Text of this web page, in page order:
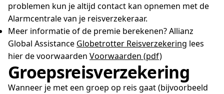
problemen kun je altijd contact kan opnemen met de
Alarmcentrale van je reisverzekeraar.
Meer informatie of de premie berekenen? Allianz
Global Assistance Globetrotter Reisverzekering lees
hier de voorwaarden Voorwaarden (pdf)
Groepsreisverzekering
Wanneer je met een groep op reis gaat (bijvoorbeeld